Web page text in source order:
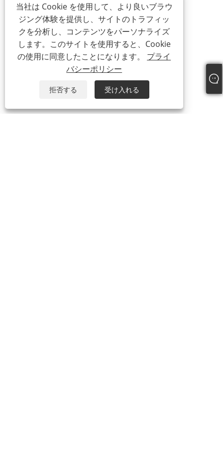
当社は Cookie を使用して、より良いブラウ
ジング体験を提供し、サイトのトラフィッ
クを分析し、コンテンツをパーソナライズ
します。このサイトを使用すると、Cookie
の使用に同意したことになります。 プライ
バシーポリシー
拒否する 受け入れる